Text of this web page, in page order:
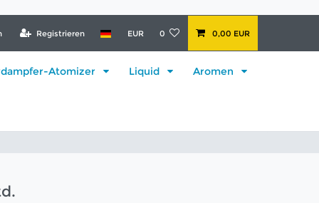
Registrieren EUR 0 0,00 EUR
Atomizer Liquid Aromen